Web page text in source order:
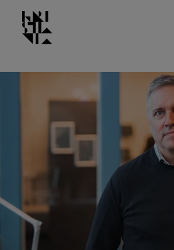
Gå
til
Kristiania logo